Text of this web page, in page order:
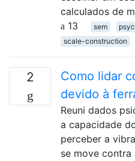
calculados de
13
sem
scale-construction
2
Como lidar
devido à
Reuni dados
a capacidade
perceber a
se move contra